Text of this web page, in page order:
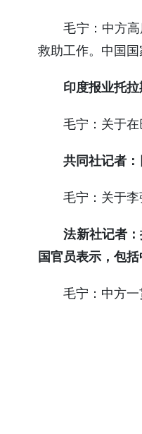
毛宁： 中方
救助工作。中国
印度报业托
毛宁： 关于
共同社记者
毛宁： 关于
法新社记者
国官员表示，包
毛宁： 中方